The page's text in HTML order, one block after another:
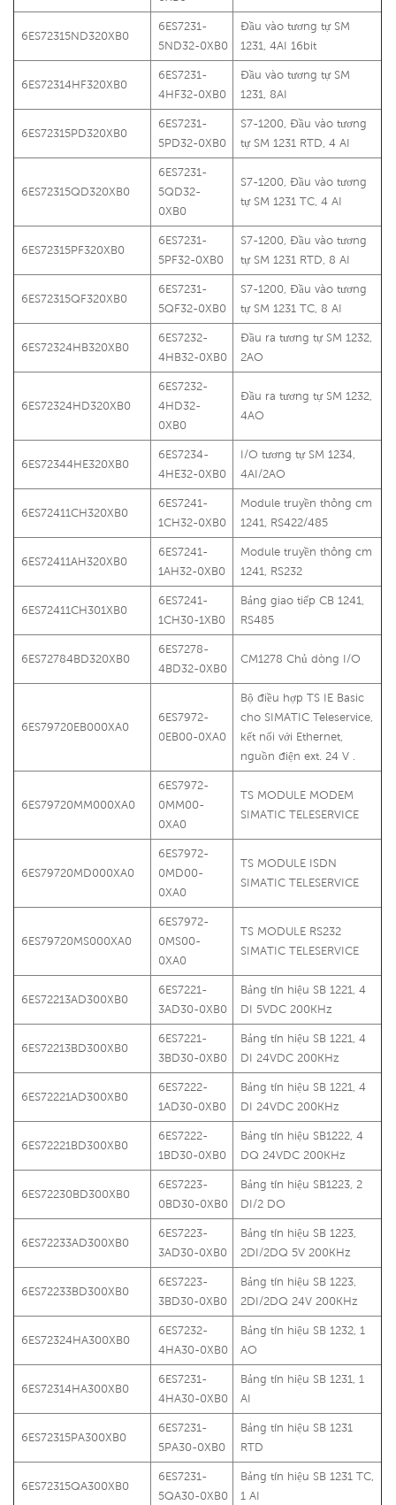
6ES72315ND320XB0
6ES7231-
5ND32-0XB0
Đầu vào tương tự SM
1231, 4AI 16bit
6ES72314HF320XB0
6ES7231-
4HF32-0XB0
Đầu vào tương tự SM
1231, 8AI
6ES72315PD320XB0
6ES7231-
5PD32-0XB0
S7-1200, Đầu vào tương
tự SM 1231 RTD, 4 AI
6ES72315QD320XB0
6ES7231-
5QD32-
0XB0
S7-1200, Đầu vào tương
tự SM 1231 TC, 4 AI
6ES72315PF320XB0
6ES7231-
5PF32-0XB0
S7-1200, Đầu vào tương
tự SM 1231 RTD, 8 AI
6ES72315QF320XB0
6ES7231-
5QF32-0XB0
S7-1200, Đầu vào tương
tự SM 1231 TC, 8 AI
6ES72324HB320XB0
6ES7232-
4HB32-0XB0
Đầu ra tương tự SM 1232,
2AO
6ES72324HD320XB0
6ES7232-
4HD32-
0XB0
Đầu ra tương tự SM 1232,
4AO
6ES72344HE320XB0
6ES7234-
4HE32-0XB0
I/O tương tự SM 1234,
4AI/2AO
6ES72411CH320XB0
6ES7241-
1CH32-0XB0
Module truyền thông cm
1241, RS422/485
6ES72411AH320XB0
6ES7241-
1AH32-0XB0
Module truyền thông cm
1241, RS232
6ES72411CH301XB0
6ES7241-
1CH30-1XB0
Bảng giao tiếp CB 1241,
RS485
6ES72784BD320XB0
6ES7278-
4BD32-0XB0
CM1278 Chủ dòng I/O
6ES79720EB000XA0
6ES7972-
0EB00-0XA0
Bộ điều hợp TS IE Basic
cho SIMATIC Teleservice,
kết nối với Ethernet,
nguồn điện ext. 24 V .
6ES79720MM000XA0
6ES7972-
0MM00-
0XA0
TS MODULE MODEM
SIMATIC TELESERVICE
6ES79720MD000XA0
6ES7972-
0MD00-
0XA0
TS MODULE ISDN
SIMATIC TELESERVICE
6ES79720MS000XA0
6ES7972-
0MS00-
0XA0
TS MODULE RS232
SIMATIC TELESERVICE
6ES72213AD300XB0
6ES7221-
3AD30-0XB0
Bảng tín hiệu SB 1221, 4
DI 5VDC 200KHz
6ES72213BD300XB0
6ES7221-
3BD30-0XB0
Bảng tín hiệu SB 1221, 4
DI 24VDC 200KHz
6ES72221AD300XB0
6ES7222-
1AD30-0XB0
Bảng tín hiệu SB 1221, 4
DI 24VDC 200KHz
6ES72221BD300XB0
6ES7222-
1BD30-0XB0
Bảng tín hiệu SB1222, 4
DQ 24VDC 200KHz
6ES72230BD300XB0
6ES7223-
0BD30-0XB0
Bảng tín hiệu SB1223, 2
DI/2 DO
6ES72233AD300XB0
6ES7223-
3AD30-0XB0
Bảng tín hiệu SB 1223,
2DI/2DQ 5V 200KHz
6ES72233BD300XB0
6ES7223-
3BD30-0XB0
Bảng tín hiệu SB 1223,
2DI/2DQ 24V 200KHz
6ES72324HA300XB0
6ES7232-
4HA30-0XB0
Bảng tín hiệu SB 1232, 1
AO
6ES72314HA300XB0
6ES7231-
4HA30-0XB0
Bảng tín hiệu SB 1231, 1
AI
6ES72315PA300XB0
6ES7231-
5PA30-0XB0
Bảng tín hiệu SB 1231
RTD
6ES72315QA300XB0
6ES7231-
5QA30-0XB0
Bảng tín hiệu SB 1231 TC,
1 AI